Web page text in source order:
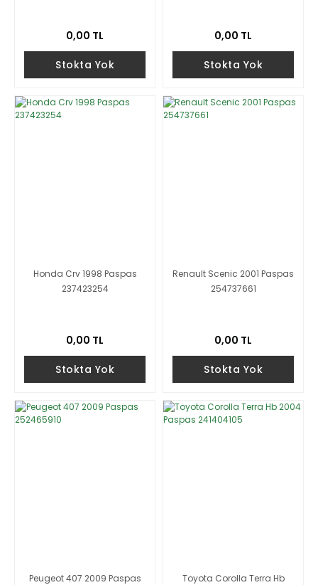
0,00 TL
Stokta Yok
0,00 TL
Stokta Yok
Honda Crv 1998 Paspas
237423254
0,00 TL
Stokta Yok
Renault Scenic 2001 Paspas
254737661
0,00 TL
Stokta Yok
Peugeot 407 2009 Paspas
Toyota Corolla Terra Hb